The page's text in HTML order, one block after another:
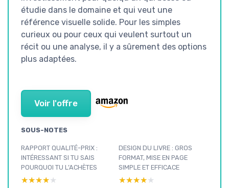
étudie dans le domaine et qui veut une
référence visuelle solide. Pour les simples
curieux ou pour ceux qui veulent surtout un
récit ou une analyse, il y a sûrement des options
plus adaptées.
Voir l'offre
SOUS-NOTES
RAPPORT QUALITÉ-PRIX :
INTÉRESSANT SI TU SAIS
POURQUOI TU L’ACHÈTES
★★★★★
★★★★★
DESIGN DU LIVRE : GROS
FORMAT, MISE EN PAGE
SIMPLE ET EFFICACE
★★★★★
★★★★★